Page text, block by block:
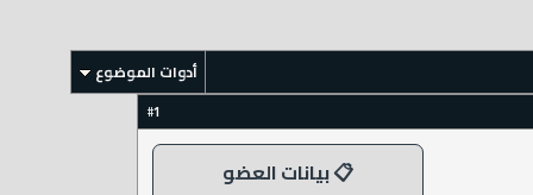
أدوات الموضوع
1
📋 بيانات العضو